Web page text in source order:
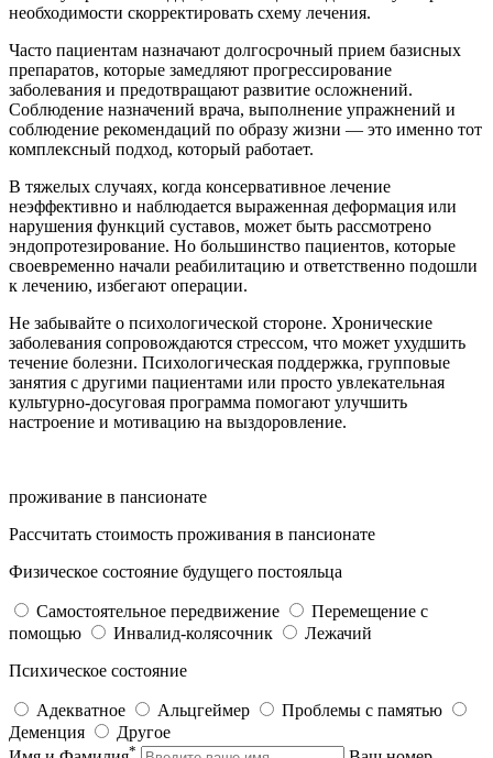
необходимости скорректировать схему лечения.
Часто пациентам назначают долгосрочный прием базисных
препаратов, которые замедляют прогрессирование
заболевания и предотвращают развитие осложнений.
Соблюдение назначений врача, выполнение упражнений и
соблюдение рекомендаций по образу жизни — это именно тот
комплексный подход, который работает.
В тяжелых случаях, когда консервативное лечение
неэффективно и наблюдается выраженная деформация или
нарушения функций суставов, может быть рассмотрено
эндопротезирование. Но большинство пациентов, которые
своевременно начали реабилитацию и ответственно подошли
к лечению, избегают операции.
Не забывайте о психологической стороне. Хронические
заболевания сопровождаются стрессом, что может ухудшить
течение болезни. Психологическая поддержка, групповые
занятия с другими пациентами или просто увлекательная
культурно-досуговая программа помогают улучшить
настроение и мотивацию на выздоровление.
проживание в пансионате
Рассчитать стоимость проживания в пансионате
Физическое состояние будущего постояльца
Самостоятельное передвижение
Перемещение с
помощью
Инвалид-колясочник
Лежачий
Психическое состояние
Адекватное Альцгеймер
Проблемы с памятью
Деменция
Другое
*